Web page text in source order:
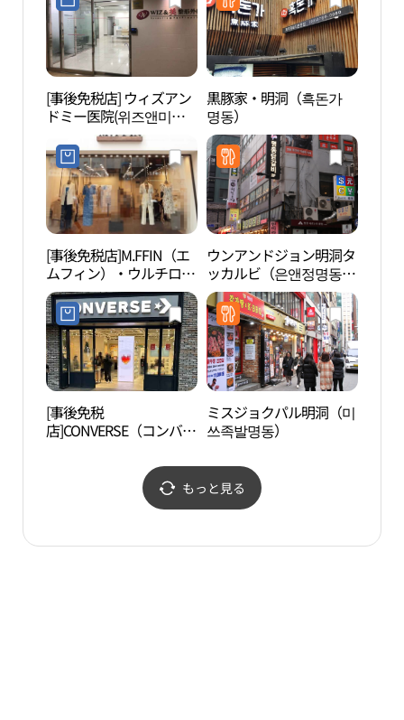
[事後免税店] ウィズアン
ドミー医院(위즈앤미의
黒豚家・明洞（흑돈가
명동）
[事後免税店]M.FFIN（エ
ムフィン）・ウルチロ
（乙支路）店(엠핀 을지
로점)
ウンアンドジョン明洞タ
ッカルビ（은앤정명동닭
갈비）
[事後免税
店]CONVERSE（コンバー
洞）7ギル店(컨버스 명동
ミスジョクパル明洞（미
쓰족발명동）
もっと見る